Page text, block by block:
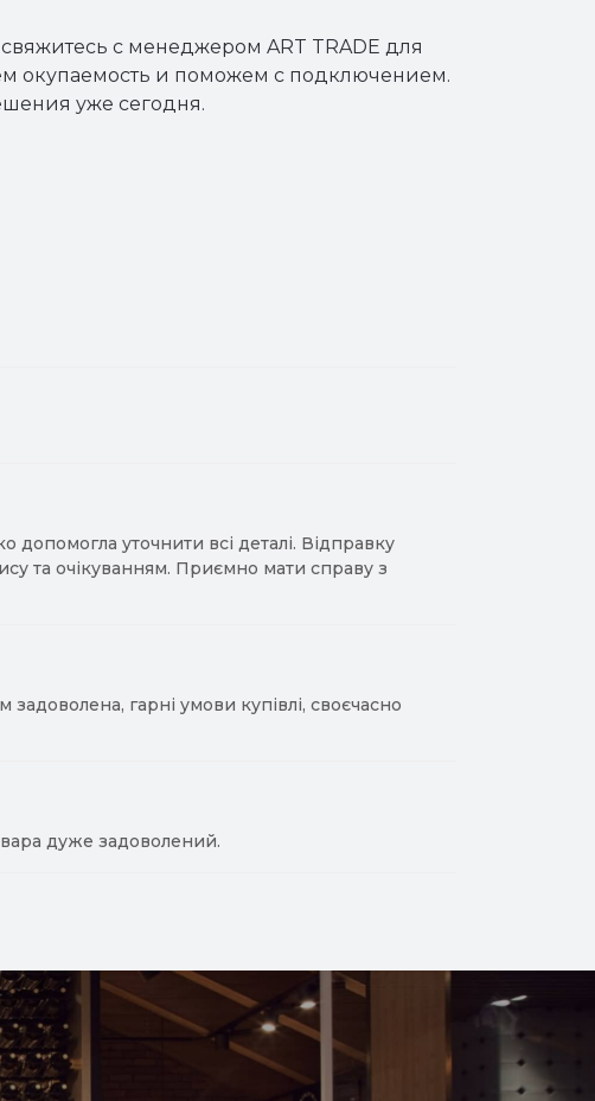
с менеджером ART TRADE для
окупаемость и поможем с подключением.
уже сегодня.
уточнити всі деталі. Відправку
та очікуванням. Приємно мати справу з
гарні умови купівлі, своєчасно
дуже задоволений.